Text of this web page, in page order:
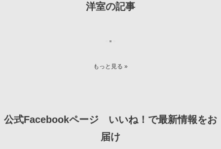
洋室の記事
もっと見る »
公式Facebookページ いいね！で最新情報をお
届け